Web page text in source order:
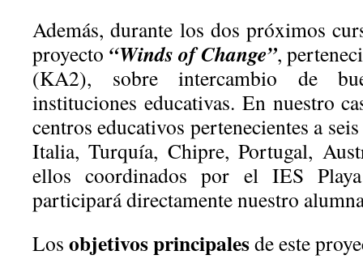
Además, durante los dos próximos
proyecto “Winds of Change”,
(KA2), sobre intercambio de
instituciones educativas. En nuestro
centros educativos pertenecientes a
Italia, Turquía, Chipre, Portugal,
ellos coordinados por el IES
participará directamente nuestro
Los objetivos principalesde este